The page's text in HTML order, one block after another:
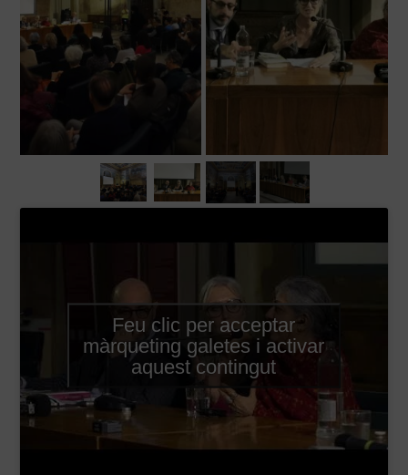
Feu clic per acceptar
màrqueting galetes i activar
aquest contingut